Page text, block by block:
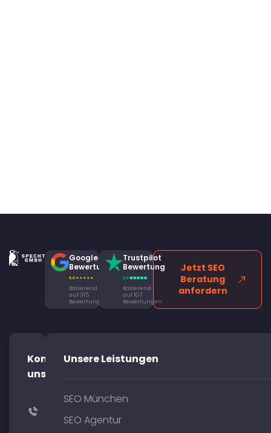
Google
Bewertung
Basierend
auf 315
Bewertungen
Trustpilot
Bewertung
Basierend
auf 107
Bewertungen
Jetzt SEO
Beratung
anfordern
Kontaktiere
uns!
+49
Unsere Leistungen
SEO München
SEO Agentur